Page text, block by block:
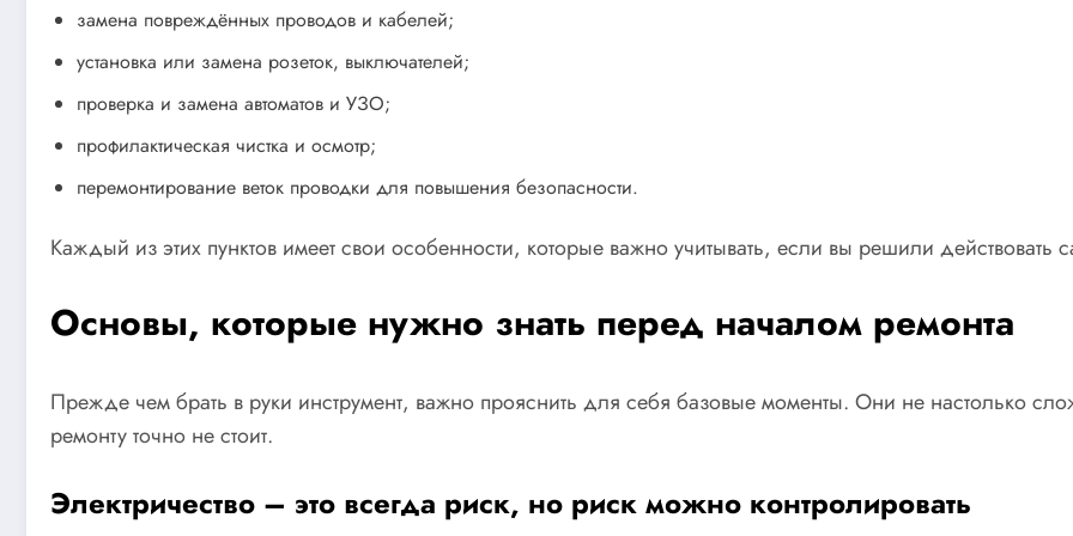
замена повреждённых проводов и кабелей;
установка или замена розеток, выключателей;
проверка и замена автоматов и УЗО;
профилактическая чистка и осмотр;
перемонтирование веток проводки для повышения безопасности.
Каждый из этих пунктов имеет свои особенности, которые важно учитывать, если вы решили действовать
Основы, которые нужно знать перед началом ремонта
Прежде чем брать в руки инструмент, важно прояснить для себя базовые моменты. Они не настолько
ремонту точно не стоит.
Электричество – это всегда риск, но риск можно контролировать